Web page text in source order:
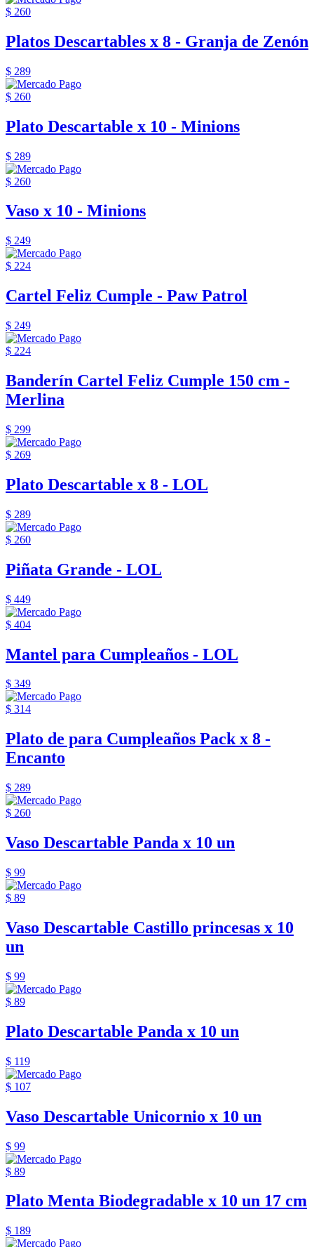
$ 260
Platos Descartables x 8 - Granja de Zenón
$ 289
$ 260
Plato Descartable x 10 - Minions
$ 289
$ 260
Vaso x 10 - Minions
$ 249
$ 224
Cartel Feliz Cumple - Paw Patrol
$ 249
$ 224
Banderín Cartel Feliz Cumple 150 cm -
Merlina
$ 299
$ 269
Plato Descartable x 8 - LOL
$ 289
$ 260
Piñata Grande - LOL
$ 449
$ 404
Mantel para Cumpleaños - LOL
$ 349
$ 314
Plato de para Cumpleaños Pack x 8 -
Encanto
$ 289
$ 260
Vaso Descartable Panda x 10 un
$ 99
$ 89
Vaso Descartable Castillo princesas x 10
un
$ 99
$ 89
Plato Descartable Panda x 10 un
$ 119
$ 107
Vaso Descartable Unicornio x 10 un
$ 99
$ 89
Plato Menta Biodegradable x 10 un 17 cm
$ 189